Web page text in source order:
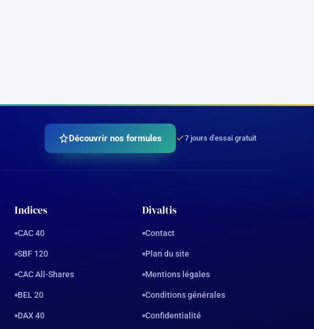
Découvrir nos formules 7 jours d'essai gratuit
Indices
CAC 40
SBF 120
CAC All-Shares
BEL 20
DAX 40
Divaltis
Contact
Plan du site
Mentions légales
Conditions générales
Confidentialité